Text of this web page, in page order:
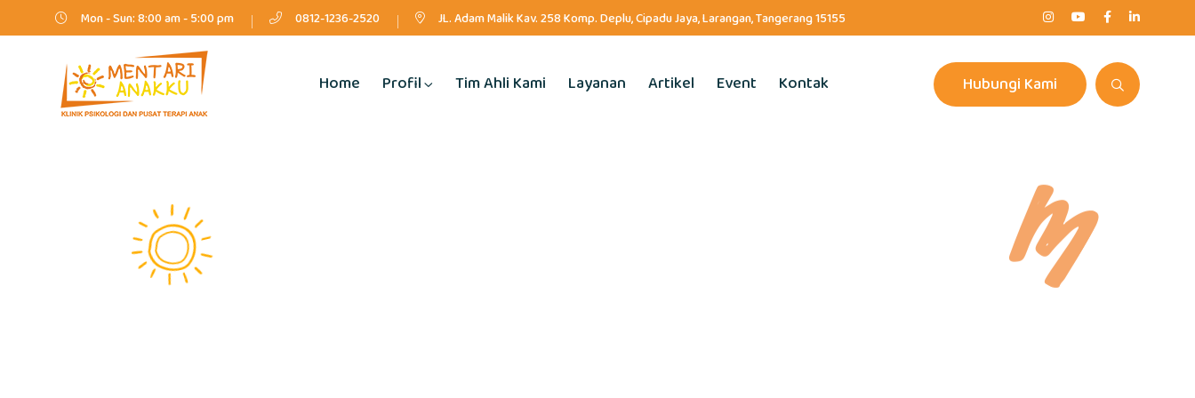
Mon - Sun: 8:00 am - 5:00 pm 0812-1236-2520 JL. Adam Malik Kav. 258 Komp. Deplu, Cipadu Jaya, Larangan, Tangerang 15155
Home Profil Tim Ahli Kami Layanan Artikel Event Kontak Hubungi Kami